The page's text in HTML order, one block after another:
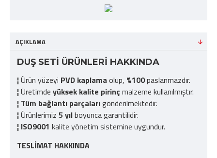
AÇIKLAMA
DUŞ SETİ ÜRÜNLERİ HAKKINDA
¦Ürün yüzeyi PVD kaplama olup, %100paslanmazdır.
¦Üretimde yüksek kalite pirinç malzeme kullanılmıştır.
¦ Tüm bağlantı parçalarıgönderilmektedir.
¦Ürünlerimiz 5 yılboyunca garantilidir.
¦ ISO9001 kalite yönetim sistemine uygundur.
TESLİMAT HAKKINDA